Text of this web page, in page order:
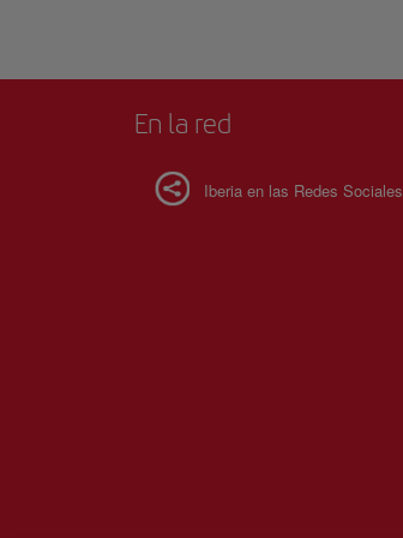
En la red
Iberia en las Redes Sociales